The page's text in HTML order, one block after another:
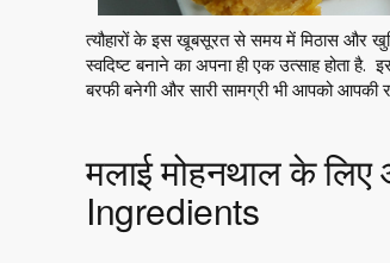
त्यौहारों के इस खूबसूरत से समय में मिठास और
स्वदिष्ट बनाने का अपना ही एक उत्साह होता
बरफी बनेगी और सारी सामग्री भी आपको आपकी
मलाई मोहनथाल के
Ingredients